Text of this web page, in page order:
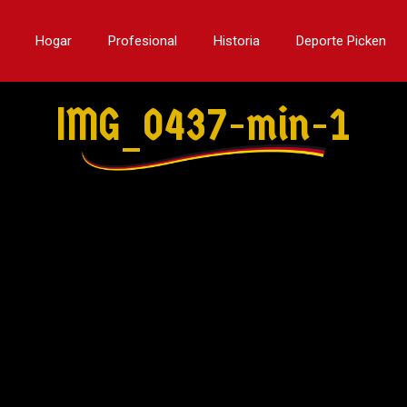
Hogar Profesional Historia Deporte Picken
IMG_0437-min-1